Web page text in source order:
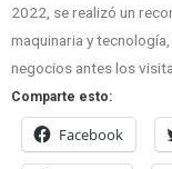
2022, se realizó un
maquinaria y
negocios antes los
Comparte esto:
Facebook